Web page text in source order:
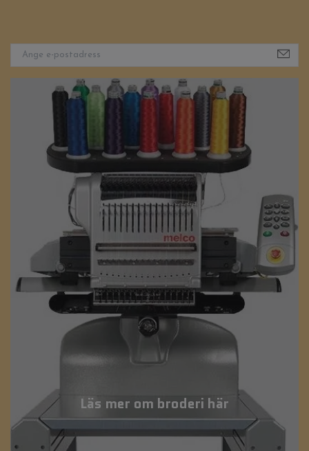
Läs mer om broderi här